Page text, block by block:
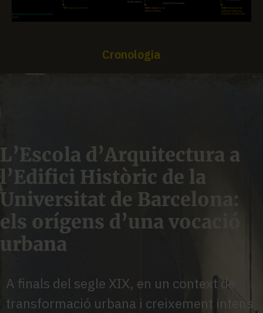
Cronologia
L’Escola d’Arquitectura a
l’Edifici Històric de la
Universitat de Barcelona:
els orígens d’una vocació
urbana
A finals del segle XIX, en un context de
transformació urbana i creixement intens